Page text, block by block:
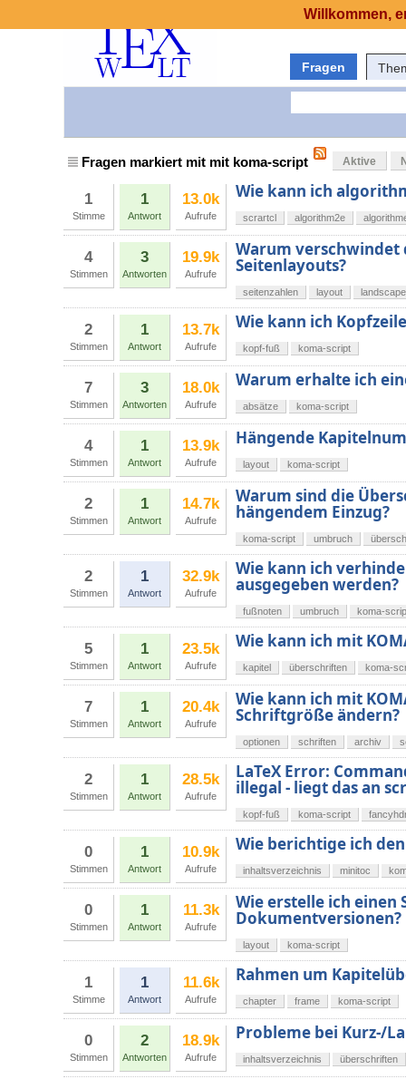
Fragen
Fragen markiert mit mit koma-script Aktive
1
Stimme
1
Antwort
13.0k
Aufrufe
Wie kann ich
scrartcl algorithm2e
4
Stimmen
3
Antworten
19.9k
Aufrufe
Warum verschwindet
Seitenlayouts?
seitenzahlen layout landscape
2
Stimmen
1
Antwort
13.7k
Aufrufe
Wie kann ich
kopf-fuß koma-script
7
Stimmen
3
Antworten
18.0k
Aufrufe
Warum erhalte ich
absätze koma-script
4
Stimmen
1
Antwort
13.9k
Aufrufe
Hängende
layout koma-script
2
Stimmen
1
Antwort
14.7k
Aufrufe
Warum sind die
hängendem Einzug?
koma-script umbruch
2
Stimmen
1
Antwort
32.9k
Aufrufe
Wie kann ich
ausgegeben werden?
fußnoten umbruch koma-
5
Stimmen
1
Antwort
23.5k
Aufrufe
Wie kann ich mit
kapitel überschriften koma-
7
Stimmen
1
Antwort
20.4k
Aufrufe
Wie kann ich mit
Schriftgröße ändern?
optionen schriften archiv
2
Stimmen
1
Antwort
28.5k
Aufrufe
LaTeX Error:
illegal - liegt das an
kopf-fuß koma-script
0
Stimmen
1
Antwort
10.9k
Aufrufe
Wie berichtige ich
inhaltsverzeichnis minitoc
0
Stimmen
1
Antwort
11.3k
Aufrufe
Wie erstelle ich einen
Dokumentversionen?
layout koma-script
1
Stimme
1
Antwort
11.6k
Aufrufe
Rahmen um
chapter frame koma-script
0
Stimmen
2
Antworten
18.9k
Aufrufe
Probleme bei Kurz-/
inhaltsverzeichnis überschriften
Willkommen,